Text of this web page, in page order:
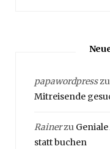
papawordpresszu
Mitreisende
Rainerzu
statt buchen